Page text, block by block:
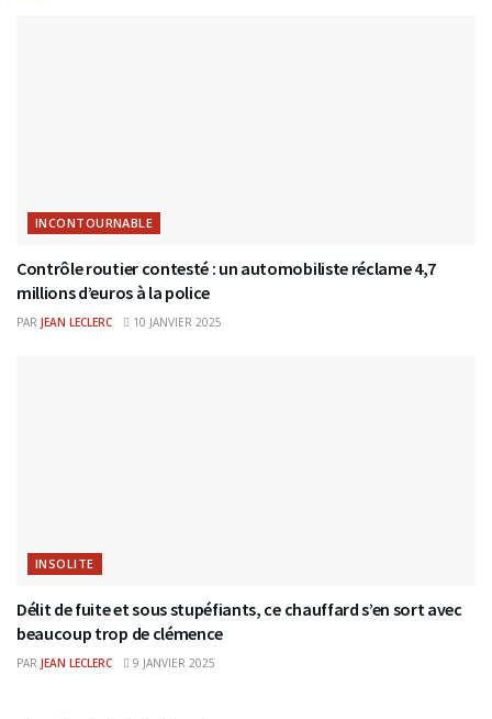
INCONTOURNABLE
Contrôle routier contesté : un automobiliste réclame 4,7
millions d’euros à la police
PAR JEAN LECLERC 10 JANVIER 2025
INSOLITE
Délit de fuite et sous stupéfiants, ce chauffard s’en sort avec
beaucoup trop de clémence
PAR JEAN LECLERC 9 JANVIER 2025